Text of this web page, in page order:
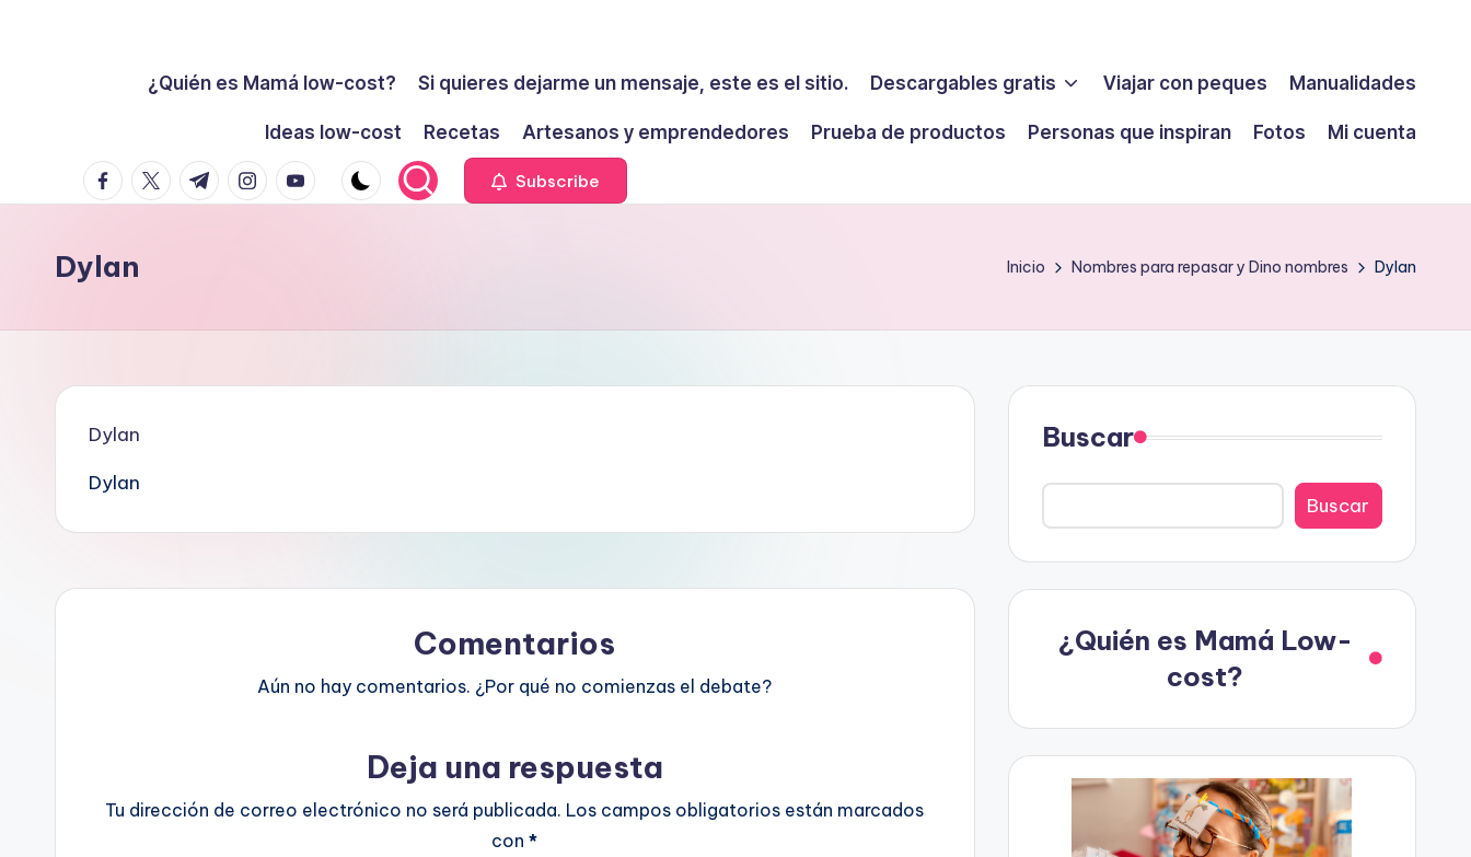
no
en
intento
¿Quién es Mamá low-cost? Si quieres dejarme un mensaje, este es el sitio. Descargables gratis Viajar con peques Manualidades
Ideas low-cost Recetas Artesanos y emprendedores Prueba de productos Personas que inspiran Fotos
Mi cuenta
facebook.com
twitter.com
t.me instagram.com
youtube.com Subscribe
Dylan Inicio Nombres para repasar y Dino nombres Dylan
Dylan
Dylan
Comentarios
Aún no hay comentarios. ¿Por qué no comienzas el debate?
Deja una respuesta
Tu dirección de correo electrónico no será publicada. Los campos obligatorios están marcados
con*
Buscar
Buscar
¿Quién es Mamá Low-
cost?